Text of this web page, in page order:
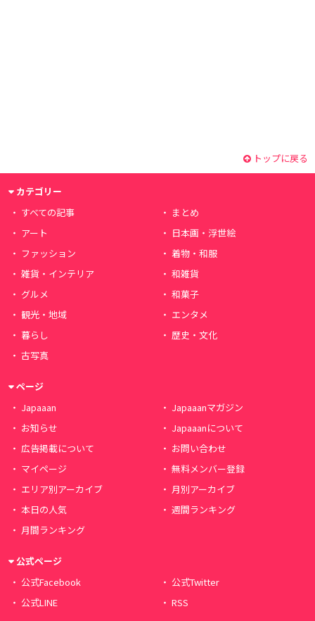
トップに戻る
カテゴリー
すべての記事
まとめ
アート
日本画・浮世絵
ファッション
着物・和服
雑貨・インテリア
和雑貨
グルメ
和菓子
観光・地域
エンタメ
暮らし
歴史・文化
古写真
ページ
Japaaan
Japaaanマガジン
お知らせ
Japaaanについて
広告掲載について
お問い合わせ
マイページ
無料メンバー登録
エリア別アーカイブ
月別アーカイブ
本日の人気
週間ランキング
月間ランキング
公式ページ
公式Facebook
公式Twitter
公式LINE
RSS